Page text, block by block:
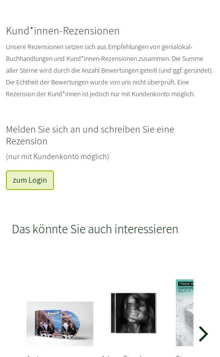
Kund*innen-Rezensionen
Unsere Rezensionen setzen sich aus Empfehlungen von genialokal-
Buchhandlungen und Kund*innen-Rezensionen zusammen. Die Summe
aller Sterne wird durch die Anzahl Bewertungen geteilt (und ggf. gerundet).
Die Echtheit der Bewertungen wurde von uns nicht überprüft. Eine
Rezension der Kund*innen ist jedoch nur mit Kundenkonto möglich.
Melden Sie sich an und schreiben Sie eine
Rezension
(nur mit Kundenkonto möglich)
zum Login
Das könnte Sie auch interessieren